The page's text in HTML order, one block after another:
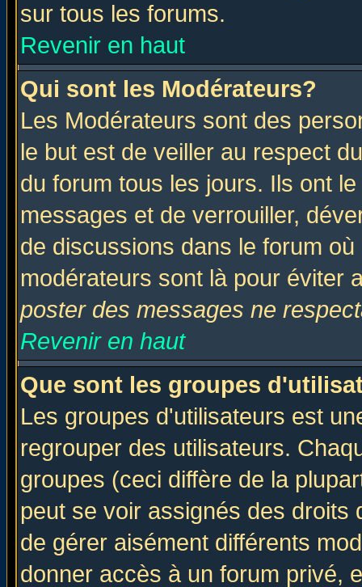
sur tous les forums.
Revenir en haut
Qui sont les Modérateurs?
Les Modérateurs sont des
le but est de veiller au respect
du forum tous les jours. Ils ont
messages et de verrouiller,
de discussions dans le forum
modérateurs sont là pour éviter
poster des messages ne
Revenir en haut
Que sont les groupes
Les groupes d'utilisateurs est
regrouper des utilisateurs.
groupes (ceci diffère de la
peut se voir assignés des
de gérer aisément différents
donner accès à un forum privé,